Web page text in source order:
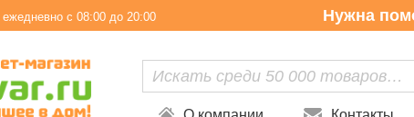
ежедневно с 08:00 до 20:00 Нужна